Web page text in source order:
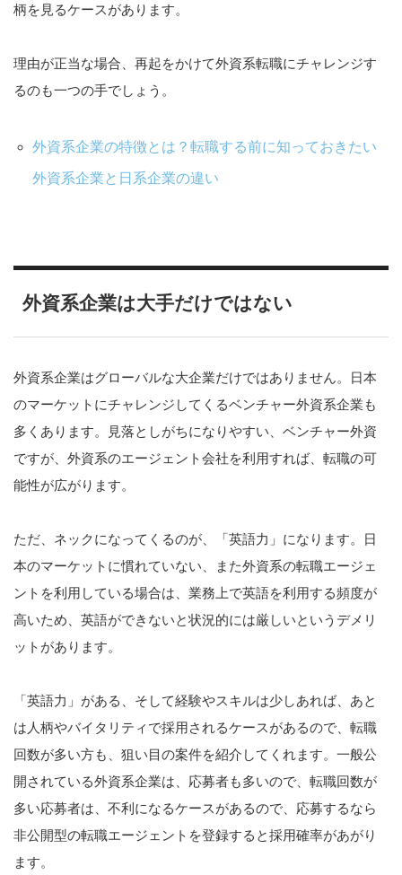
柄を見るケースがあります。
理由が正当な場合、再起をかけて外資系転職にチャレンジす
るのも一つの手でしょう。
外資系企業の特徴とは？転職する前に知っておきたい
外資系企業と日系企業の違い
外資系企業は大手だけではない
外資系企業はグローバルな大企業だけではありません。日本
のマーケットにチャレンジしてくるベンチャー外資系企業も
多くあります。見落としがちになりやすい、ベンチャー外資
ですが、外資系のエージェント会社を利用すれば、転職の可
能性が広がります。
ただ、ネックになってくるのが、「英語力」になります。日
本のマーケットに慣れていない、また外資系の転職エージェ
ントを利用している場合は、業務上で英語を利用する頻度が
高いため、英語ができないと状況的には厳しいというデメリ
ットがあります。
「英語力」がある、そして経験やスキルは少しあれば、あと
は人柄やバイタリティで採用されるケースがあるので、転職
回数が多い方も、狙い目の案件を紹介してくれます。一般公
開されている外資系企業は、応募者も多いので、転職回数が
多い応募者は、不利になるケースがあるので、応募するなら
非公開型の転職エージェントを登録すると採用確率があがり
ます。